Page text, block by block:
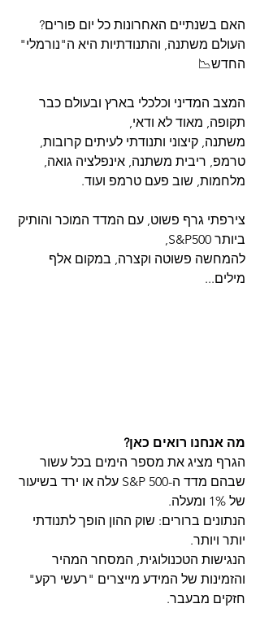
האם בשנתיים האחרונות כל יום פורים?
העולם משתנה, והתנודתיות היא ה"נורמלי"
החדש📉
המצב המדיני וכלכלי בארץ ובעולם כבר
תקופה, מאוד לא ודאי,
משתנה, קיצוני ותנודתי לעיתים קרובות,
טרמפ, ריבית משתנה, אינפלציה גואה,
מלחמות, שוב פעם טרמפ ועוד.
צירפתי גרף פשוט, עם המדד המוכר והותיק
ביותר S&P500,
להמחשה פשוטה וקצרה, במקום אלף
מילים...
מה אנחנו רואים כאן?
הגרף מציג את מספר הימים בכל עשור
שבהם מדד ה-S&P 500 עלה או ירד בשיעור
של 1% ומעלה.
הנתונים ברורים: שוק ההון הופך לתנודתי
יותר ויותר.
הנגישות הטכנולוגית, המסחר המהיר
והזמינות של המידע מייצרים "רעשי רקע"
חזקים מבעבר.